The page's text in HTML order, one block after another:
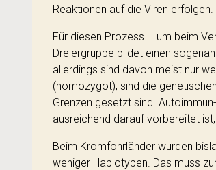
Reaktionen auf die Viren
Für diesen Prozess – um beim
Dreiergruppe bildet einen
allerdings sind davon meist nur
(homozygot), sind die
Grenzen gesetzt sind.
ausreichend darauf vorbereitet
Beim Kromfohrländer wurden
weniger Haplotypen. Das muss